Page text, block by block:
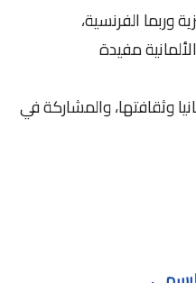
وربما الفرنسية،
مفيدة
وثقافتها، والمشاركة في